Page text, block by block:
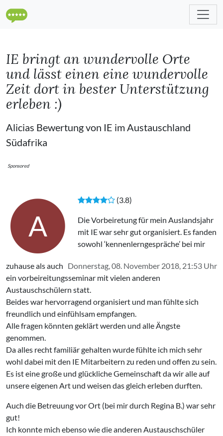
IE bringt an wundervolle Orte
und lässt einen eine wundervolle
Zeit dort in bester Unterstützung
erleben :)
Alicias Bewertung von IE im Austauschland
Südafrika
Sponsored
A
Donnerstag, 08. November 2018, 21:53 Uhr
(3.8)
Die Vorbeiretung für mein Auslandsjahr
mit IE war sehr gut organisiert. Es fanden
sowohl ‘kennenlerngespräche’ bei mir
zuhause als auch
ein vorbeireitungsseminar mit vielen anderen
Austauschschülern statt.
Beides war hervorragend organisiert und man fühlte sich
freundlich und einfühlsam empfangen.
Alle fragen könnten geklärt werden und alle Ängste
genommen.
Da alles recht familiär gehalten wurde fühlte ich mich sehr
wohl dabei mit den IE Mitarbeitern zu reden und offen zu sein.
Es ist eine große und glückliche Gemeinschaft da wir alle auf
unsere eigenen Art und weisen das gleich erleben durften.
Auch die Betreuung vor Ort (bei mir durch Regina B.) war sehr
gut!
Ich konnte mich ebenso wie die anderen Austauschschüler